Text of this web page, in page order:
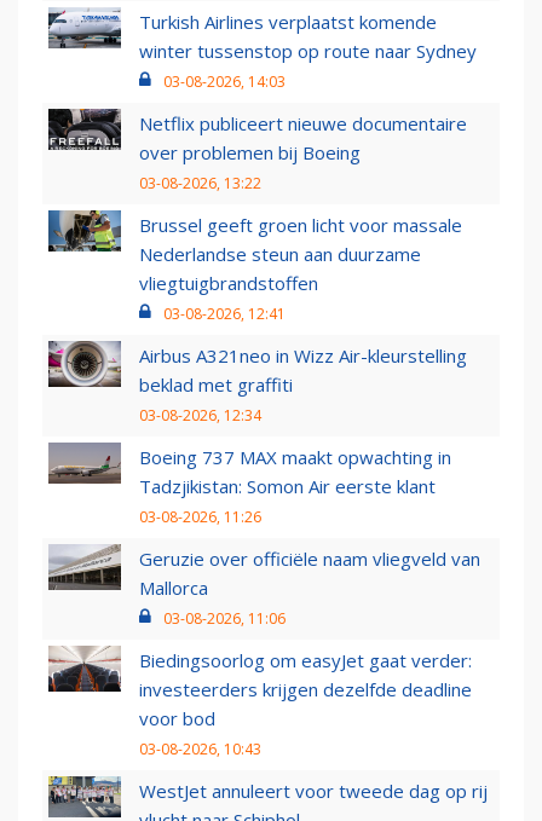
Turkish Airlines verplaatst komende
winter tussenstop op route naar Sydney
03-08-2026, 14:03
Netflix publiceert nieuwe documentaire
over problemen bij Boeing
03-08-2026, 13:22
Brussel geeft groen licht voor massale
Nederlandse steun aan duurzame
vliegtuigbrandstoffen
03-08-2026, 12:41
Airbus A321neo in Wizz Air-kleurstelling
beklad met graffiti
03-08-2026, 12:34
Boeing 737 MAX maakt opwachting in
Tadzjikistan: Somon Air eerste klant
03-08-2026, 11:26
Geruzie over officiële naam vliegveld van
Mallorca
03-08-2026, 11:06
Biedingsoorlog om easyJet gaat verder:
investeerders krijgen dezelfde deadline
voor bod
03-08-2026, 10:43
WestJet annuleert voor tweede dag op rij